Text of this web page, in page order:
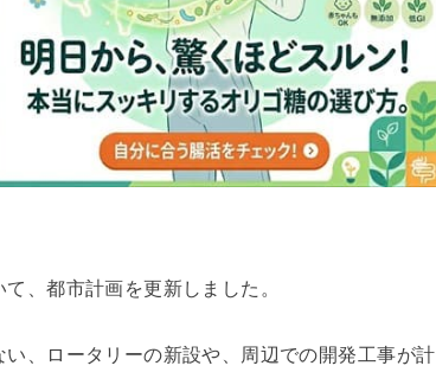
、都市計画を更新しました。
、ロータリーの新設や、周辺での開発工事が計